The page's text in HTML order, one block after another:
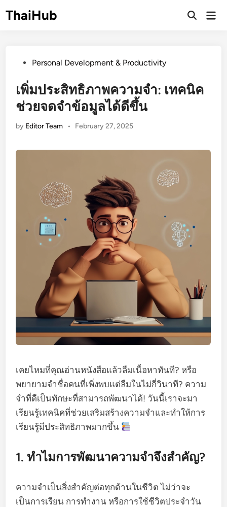
ThaiHub
PostedPersonal Development & Productivity
เพิ่มประสิทธิภาพความจำ: เทคนิค
ช่วยจดจำข้อมูลได้ดีขึ้น
by Editor Team • February 27, 2025
เคยไหมที่คุณอ่านหนังสือแล้วลืมเนื้อหาทันที? หรือ
พยายามจำชื่อคนที่เพิ่งพบแต่ลืมในไม่กี่วินาที? ความ
จำที่ดีเป็นทักษะที่สามารถพัฒนาได้! วันนี้เราจะมา
เรียนรู้เทคนิคที่ช่วยเสริมสร้างความจำและทำให้การ
เรียนรู้มีประสิทธิภาพมากขึ้น
1. ทำไมการพัฒนาความจำจึงสำคัญ?
ความจำเป็นสิ่งสำคัญต่อทุกด้านในชีวิต ไม่ว่าจะ
เป็นการเรียน การทำงาน หรือการใช้ชีวิตประจำวัน